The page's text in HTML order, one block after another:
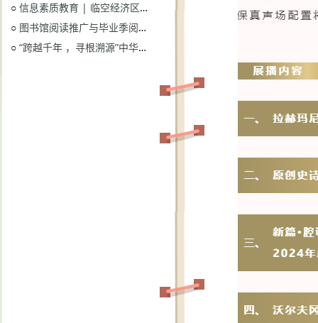
○ 信息素质教育 | 临空经济区校区“读秀学术资源一站式获取与电子资源远程访问”电子资源讲座
○ 图书馆阅读推广与毕业季阅读活动意见征集
○ “跨越千年 ，寻根溯源”中华优秀传统文化主题活动获奖名单